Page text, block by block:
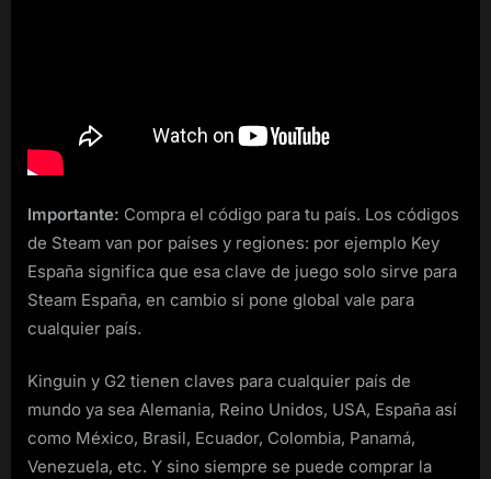
Importante: Compra el código para tu país. Los códigos
de Steam van por países y regiones: por ejemplo Key
España significa que esa clave de juego solo sirve para
Steam España, en cambio si pone global vale para
cualquier país.
Kinguin y G2 tienen claves para cualquier país de
mundo ya sea Alemania, Reino Unidos, USA, España así
como México, Brasil, Ecuador, Colombia, Panamá,
Venezuela, etc. Y sino siempre se puede comprar la